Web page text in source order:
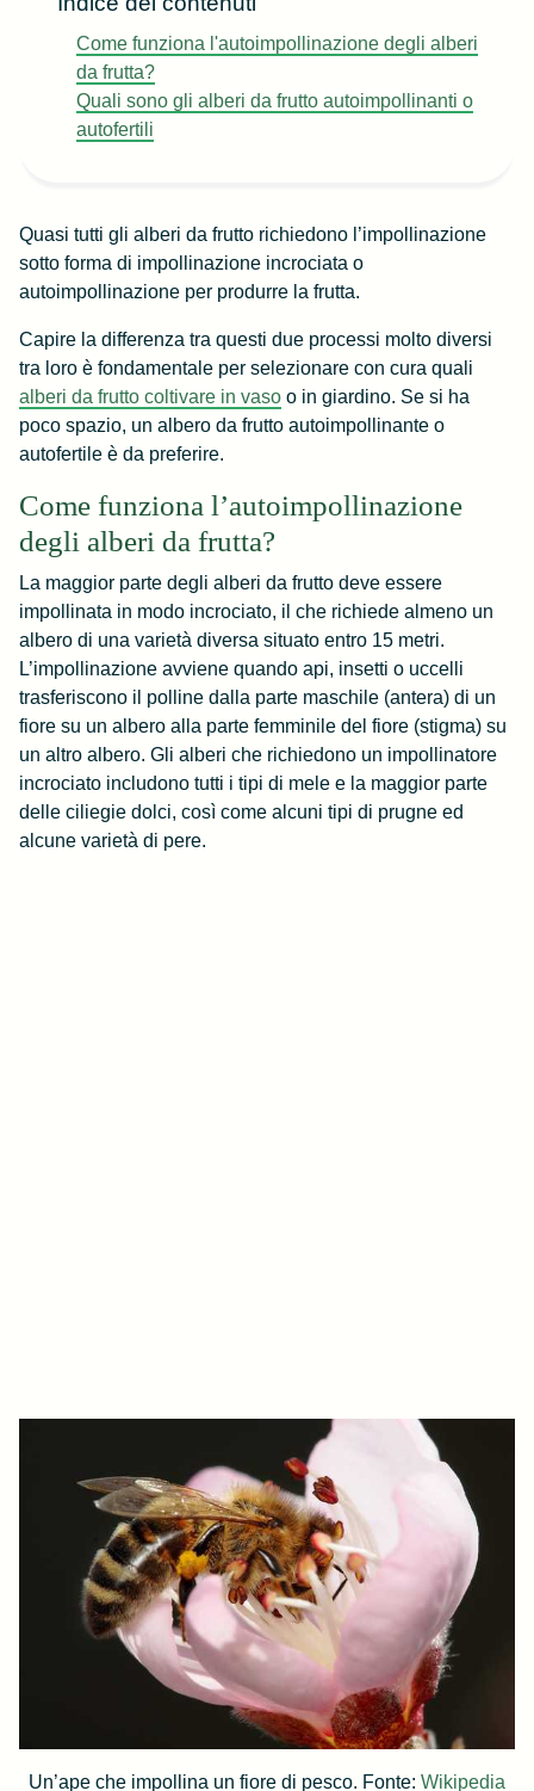
Come funziona l'autoimpollinazione degli alberi
da frutta?
Quali sono gli alberi da frutto autoimpollinanti o
autofertili
Quasi tutti gli alberi da frutto richiedono l’impollinazione
sotto forma di impollinazione incrociata o
autoimpollinazione per produrre la frutta.
Capire la differenza tra questi due processi molto diversi
tra loro è fondamentale per selezionare con cura quali
alberi da frutto coltivare in vaso o in giardino. Se si ha
poco spazio, un albero da frutto autoimpollinante o
autofertile è da preferire.
Come funziona l’autoimpollinazione
degli alberi da frutta?
La maggior parte degli alberi da frutto deve essere
impollinata in modo incrociato, il che richiede almeno un
albero di una varietà diversa situato entro 15 metri.
L’impollinazione avviene quando api, insetti o uccelli
trasferiscono il polline dalla parte maschile (antera) di un
fiore su un albero alla parte femminile del fiore (stigma) su
un altro albero. Gli alberi che richiedono un impollinatore
incrociato includono tutti i tipi di mele e la maggior parte
delle ciliegie dolci, così come alcuni tipi di prugne ed
alcune varietà di pere.
Un’ape che impollina un fiore di pesco. Fonte: Wikipedia